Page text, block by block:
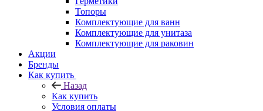
Топоры
Комплектующие для ванн
Комплектующие для унитаза
Комплектующие для раковин
Акции
Бренды
Как купить
Назад
Как купить
Условия оплаты